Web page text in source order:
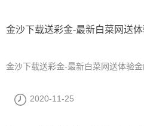
金沙下载送彩金-最新白菜网送
金沙下载送彩金-最新白菜网送体验金
2020-11-25